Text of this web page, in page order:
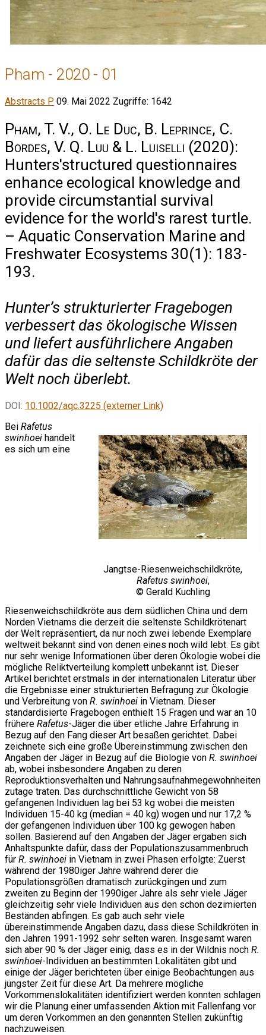
Pham - 2020 - 01
Abstracts P 09. Mai 2022 Zugriffe: 1642
Pham, T. V., O. Le Duc, B. Leprince, C.
Bordes, V. Q. Luu & L. Luiselli (2020):
Hunters'structured questionnaires
enhance ecological knowledge and
provide circumstantial survival
evidence for the world's rarest turtle.
– Aquatic Conservation Marine and
Freshwater Ecosystems 30(1): 183-
193.
Hunter’s strukturierter Fragebogen
verbessert das ökologische Wissen
und liefert ausführlichere Angaben
dafür das die seltenste Schildkröte der
Welt noch überlebt.
DOI: 10.1002/aqc.3225 (externer Link)
Jangtse-Riesenweichschildkröte,
Rafetus swinhoei,
© Gerald Kuchling
Bei Rafetus
swinhoei handelt
es sich um eine
Riesenweichschildkröte aus dem südlichen China und dem
Norden Vietnams die derzeit die seltenste Schildkrötenart
der Welt repräsentiert, da nur noch zwei lebende Exemplare
weltweit bekannt sind von denen eines noch wild lebt. Es gibt
nur sehr wenige Informationen über deren Ökologie wobei die
mögliche Reliktverteilung komplett unbekannt ist. Dieser
Artikel berichtet erstmals in der internationalen Literatur über
die Ergebnisse einer strukturierten Befragung zur Ökologie
und Verbreitung von R. swinhoei in Vietnam. Dieser
standardisierte Fragebogen enthielt 15 Fragen und war an 10
frühere Rafetus-Jäger die über etliche Jahre Erfahrung in
Bezug auf den Fang dieser Art besaßen gerichtet. Dabei
zeichnete sich eine große Übereinstimmung zwischen den
Angaben der Jäger in Bezug auf die Biologie von R. swinhoei
ab, wobei insbesondere Angaben zu deren
Reproduktionsverhalten und Nahrungsaufnahmegewohnheiten
zutage traten. Das durchschnittliche Gewicht von 58
gefangenen Individuen lag bei 53 kg wobei die meisten
Individuen 15-40 kg (median = 40 kg) wogen und nur 17,2 %
der gefangenen Individuen über 100 kg gewogen haben
sollen. Basierend auf den Angaben der Jäger ergaben sich
Anhaltspunkte dafür, dass der Populationszusammenbruch
für R. swinhoei in Vietnam in zwei Phasen erfolgte: Zuerst
während der 1980iger Jahre während derer die
Populationsgrößen dramatisch zurückgingen und zum
zweiten zu Beginn der 1990iger Jahre als sehr viele Jäger
gleichzeitig sehr viele Individuen aus den schon dezimierten
Beständen abfingen. Es gab auch sehr viele
übereinstimmende Angaben dazu, dass diese Schildkröten in
den Jahren 1991-1992 sehr selten waren. Insgesamt waren
sich aber 90 % der Jäger einig, dass es in der Wildnis noch R.
swinhoei-Individuen an bestimmten Lokalitäten gibt und
einige der Jäger berichteten über einige Beobachtungen aus
jüngster Zeit für diese Art. Da mehrere mögliche
Vorkommenslokalitäten identifiziert werden konnten schlagen
wir die Planung einer umfassenden Aktion mit Fallenfang vor
um deren Vorkommen an den genannten Stellen zukünftig
nachzuweisen.